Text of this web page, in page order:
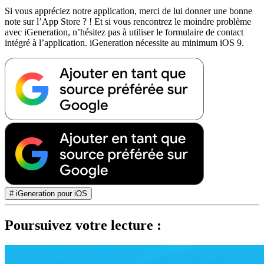
Si vous appréciez notre application, merci de lui donner une bonne
note sur l’App Store ? ! Et si vous rencontrez le moindre problème
avec iGeneration, n’hésitez pas à utiliser le formulaire de contact
intégré à l’application. iGeneration nécessite au minimum iOS 9.
# iGeneration pour iOS
Poursuivez votre lecture :